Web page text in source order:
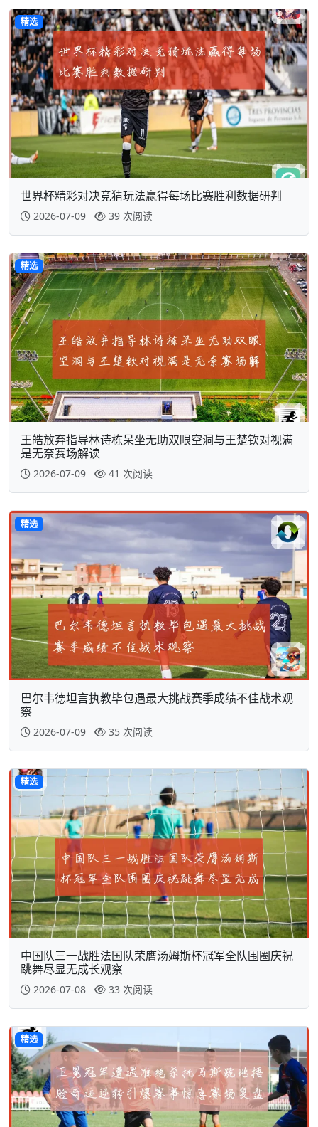
精选
世界杯精彩对决竞猜玩法赢得每场比赛胜利数据研判
2026-07-09 39 次阅读
精选
王皓放弃指导林诗栋呆坐无助双眼空洞与王楚钦对视满
是无奈赛场解读
2026-07-09 41 次阅读
精选
巴尔韦德坦言执教毕包遇最大挑战赛季成绩不佳战术观
察
2026-07-09 35 次阅读
精选
中国队三一战胜法国队荣膺汤姆斯杯冠军全队围圈庆祝
跳舞尽显无成长观察
2026-07-08 33 次阅读
精选